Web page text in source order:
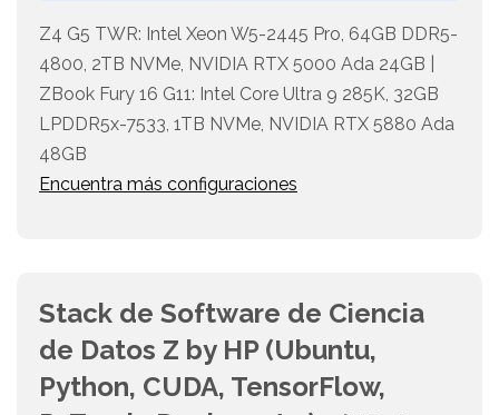
Z4 G5 TWR: Intel Xeon W5-2445 Pro, 64GB DDR5-
4800, 2TB NVMe, NVIDIA RTX 5000 Ada 24GB |
ZBook Fury 16 G11: Intel Core Ultra 9 285K, 32GB
LPDDR5x-7533, 1TB NVMe, NVIDIA RTX 5880 Ada
48GB
Encuentra más configuraciones
Stack de Software de Ciencia
de Datos Z by HP (Ubuntu,
Python, CUDA, TensorFlow,